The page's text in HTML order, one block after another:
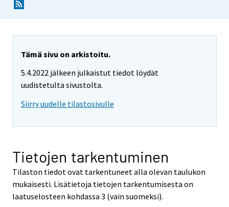
Tämä sivu on arkistoitu.
5.4.2022 jälkeen julkaistut tiedot löydät
uudistetulta sivustolta.
Siirry uudelle tilastosivulle
Tietojen tarkentuminen
Tilaston tiedot ovat tarkentuneet alla olevan taulukon
mukaisesti. Lisätietoja tietojen tarkentumisesta on
laatuselosteen kohdassa 3 (vain suomeksi).